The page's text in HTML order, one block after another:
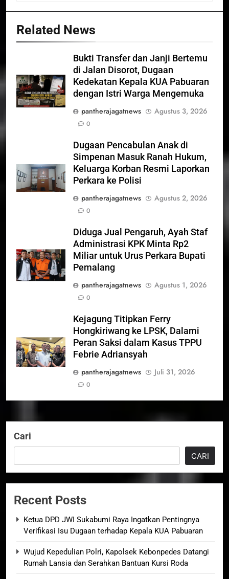
Related News
Bukti Transfer dan Janji Bertemu
di Jalan Disorot, Dugaan
Kedekatan Kepala KUA Pabuaran
dengan Istri Warga Mengemuka
pantherajagatnews
Agustus 3, 2026
0
Dugaan Pencabulan Anak di
Simpenan Masuk Ranah Hukum,
Keluarga Korban Resmi Laporkan
Perkara ke Polisi
pantherajagatnews
Agustus 2, 2026
0
Diduga Jual Pengaruh, Ayah Staf
Administrasi KPK Minta Rp2
Miliar untuk Urus Perkara Bupati
Pemalang
pantherajagatnews
Agustus 1, 2026
0
Kejagung Titipkan Ferry
Hongkiriwang ke LPSK, Dalami
Peran Saksi dalam Kasus TPPU
Febrie Adriansyah
pantherajagatnews
Juli 31, 2026
0
Cari
CARI
Recent Posts
Ketua DPD JWI Sukabumi Raya Ingatkan Pentingnya
Verifikasi Isu Dugaan terhadap Kepala KUA Pabuaran
Wujud Kepedulian Polri, Kapolsek Kebonpedes Datangi
Rumah Lansia dan Serahkan Bantuan Kursi Roda